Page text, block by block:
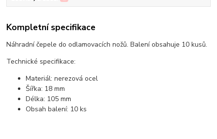
Kompletní specifikace
Náhradní čepele do odlamovacích nožů. Balení obsahuje 10 kusů.
Technické specifikace:
Materiál: nerezová ocel
Šířka: 18 mm
Délka: 105 mm
Obsah balení: 10 ks